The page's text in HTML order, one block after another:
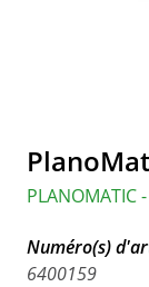
PLANOMATIC
Numéro(s)
6400159